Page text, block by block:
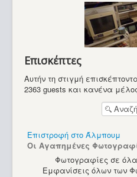
Υπολογιστές
Επισκέπτες
Αυτήν τη στιγμή
2363 guests και κανένα
Επιστροφή στο Άλμπουμ
Οι Αγαπημένες
Φωτογραφίες σε
Εμφανίσεις όλων των